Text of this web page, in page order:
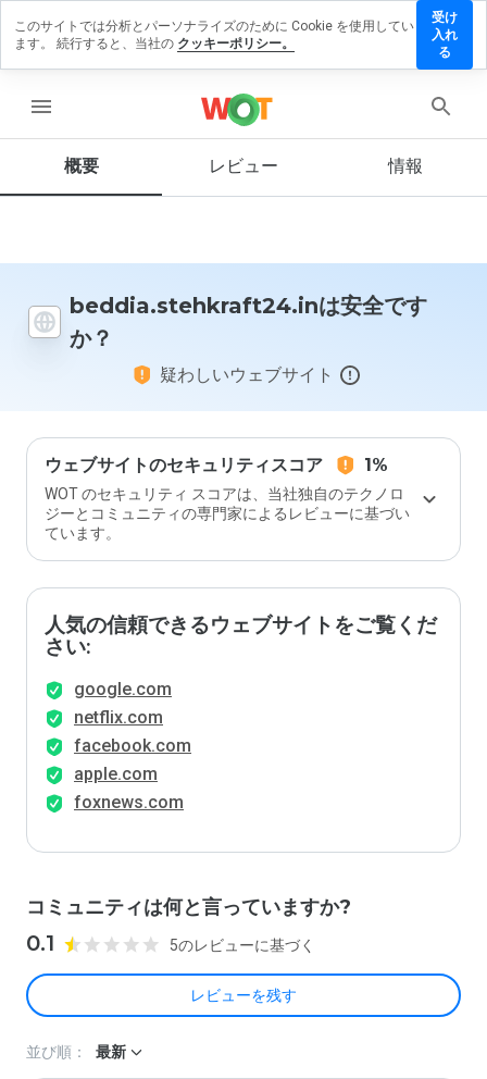
menu
概要 レビュー 情報
beddia.stehkraft24.inは安全です
か？
疑わしいウェブサイト
ウェブサイトのセキュリティスコア 1%
WOT のセキュリティ スコアは、当社独自のテクノロ
ジーとコミュニティの専門家によるレビューに基づい
ています。
人気の信頼できるウェブサイトをご覧くだ
さい:
google.com
netflix.com
facebook.com
apple.com
foxnews.com
コミュニティは何と言っていますか?
0.1 5のレビューに基づく
レビューを残す
ーを残す
ウェ
を1
間
で、
ます
か？
並び順： 最新
このサイトでは分析とパーソナライズのために Cookie を使用してい
ます。 続行すると、当社の クッキーポリシー。
受け
入れ
る